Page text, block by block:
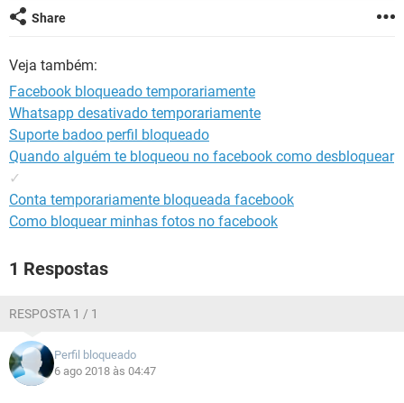
GUIA DE COMPRAS
Share
Veja também:
Facebook bloqueado temporariamente
Whatsapp desativado temporariamente
Suporte badoo perfil bloqueado
Quando alguém te bloqueou no facebook como desbloquear
✓
Conta temporariamente bloqueada facebook
Como bloquear minhas fotos no facebook
1 Respostas
RESPOSTA 1 / 1
Perfil bloqueado
6 ago 2018 às 04:47